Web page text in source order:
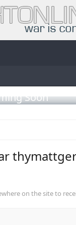
Soon
on the site to